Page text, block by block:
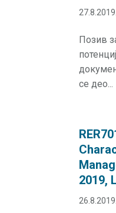
27.8.2019.
Позив
се део...
2019,
26.8.2019.